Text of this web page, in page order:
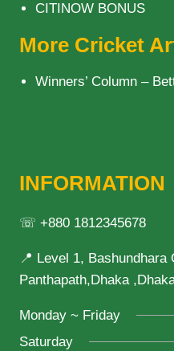
CITINOW BONUS
More Cricket
Winners’ Column –
INFORMATION
☏ +880 1812345678
📍 Level 1,
Panthapath,Dhaka
Monday ~ Friday
Saturday